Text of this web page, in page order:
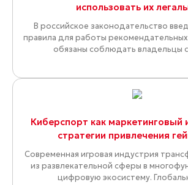
использовать их
В российское законодательство
правила для работы
обязаны соблюдать владельцы
Киберспорт как маркетинговый
стратегии привлечения
Современная игровая индустрия
из развлекательной сферы в
цифровую экосистему.